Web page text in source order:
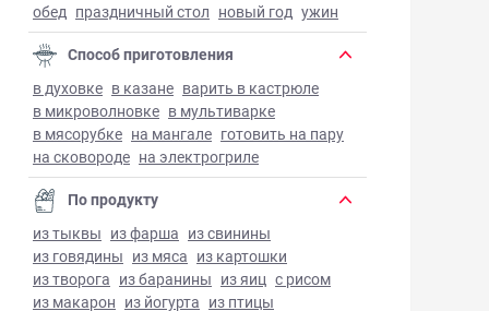
обед праздничный стол новый год ужин
Способ приготовления
в духовке в казане варить в кастрюле
в микроволновке в мультиварке
в мясорубке на мангале готовить на пару
на сковороде на электрогриле
По продукту
из тыквы из фарша из свинины
из говядины из мяса из картошки
из творога из баранины из яиц с рисом
из макарон из йогурта из птицы